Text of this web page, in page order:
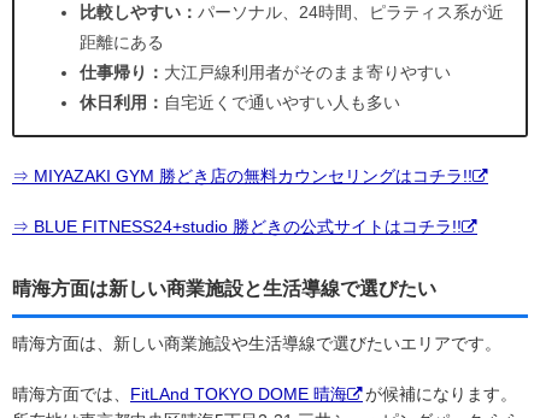
比較しやすい： パーソナル、24時間、ピラティス系が近
距離にある
仕事帰り： 大江戸線利用者がそのまま寄りやすい
休日利用： 自宅近くで通いやすい人も多い
⇒ MIYAZAKI GYM 勝どき店の無料カウンセリングはコチラ!!
⇒ BLUE FITNESS24+studio 勝どきの公式サイトはコチラ!!
晴海方面は新しい商業施設と生活導線で選びたい
晴海方面は、新しい商業施設や生活導線で選びたいエリアです。
晴海方面では、 FitLAnd TOKYO DOME 晴海
が候補になります。